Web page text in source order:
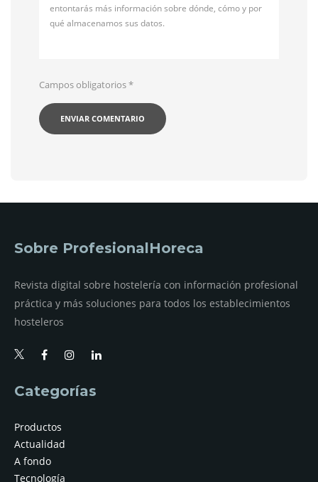
entontarás más información sobre dónde, cómo y por
qué almacenamos sus datos.
Campos obligatorios*
Sobre ProfesionalHoreca
Revista digital sobre hostelería con información profesional
práctica y más soluciones para todos los establecimientos
hosteleros
Categorías
Productos
Actualidad
A fondo
Tecnología